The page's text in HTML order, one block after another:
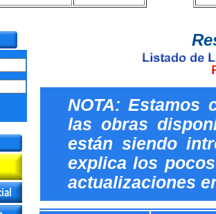
NOTA: Estamos
las obras
están siendo
explica los
actualizaciones